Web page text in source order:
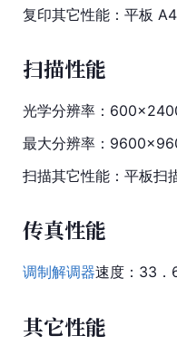
复印其它性能：平板 A4
扫描性能
光学分辨率：
最大分辨率：
扫描其它性能：平板扫
传真性能
调制解调器速度：33．
其它性能